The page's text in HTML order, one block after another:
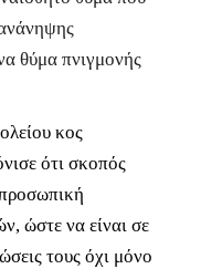
θύμα πνιγμονής
κος
ότι σκοπός
ώστε να είναι σε
τους όχι μόνο